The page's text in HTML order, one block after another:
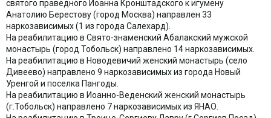
святого праведного Иоанна Кронштадского к игумену
Анатолию Берестову (город Москва) направлен 33
наркозависимых (1 из города Салехард).
На реабилитацию в Свято-знаменский Абалакский мужской
монастырь (город Тобольск) направлено 14 наркозависимых.
На реабилитацию в Новодевичий женский монастырь (село
Дивеево) направлено 9 наркозависимых из города Новый
Уренгой и поселка Пангоды.
На реабилитацию в Иоанно-Веденский женский монастырь
(г.Тобольск) направлено 7 наркозависимых из ЯНАО.